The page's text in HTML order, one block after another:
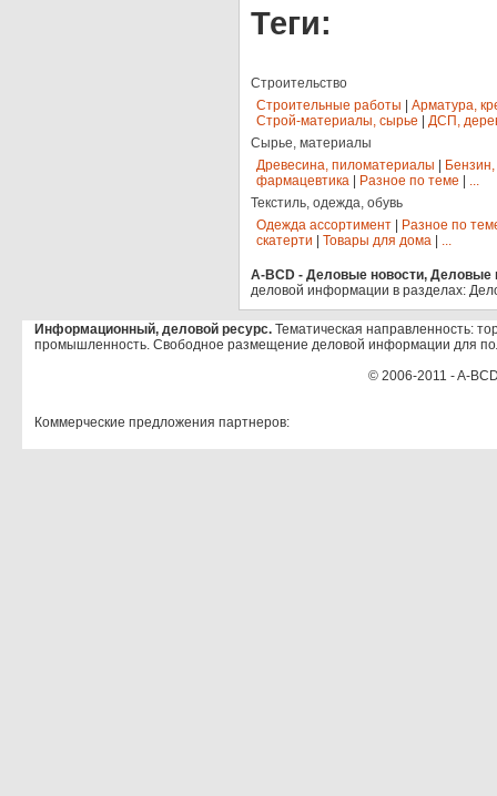
Теги:
Строительство
Строительные работы
Арматура,
Строй-материалы, сырье
ДСП,
Сырье, материалы
Древесина, пиломатериалы
фармацевтика
Разное по теме
...
Текстиль, одежда, обувь
Одежда ассортимент
Разное по
скатерти
Товары для дома ...
A-BCD - Деловые новости, Деловые
деловой информации в разделах:
Информационный, деловой ресурс. Тематическая направленность:
промышленность. Свободное размещение деловой информации для
© 2006-2011 - A-
Коммерческие предложения партнеров: